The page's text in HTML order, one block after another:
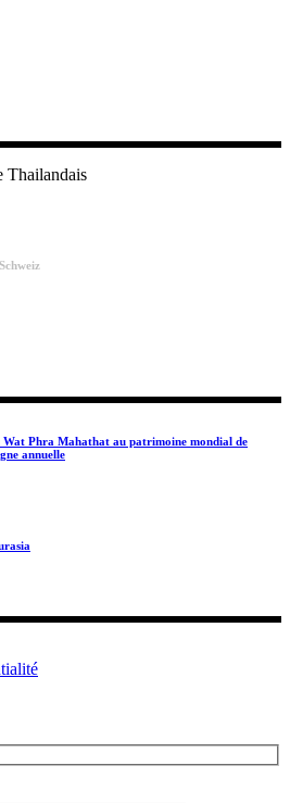
Thailandais
Wat Phra Mahathat au patrimoine mondial de
annuelle